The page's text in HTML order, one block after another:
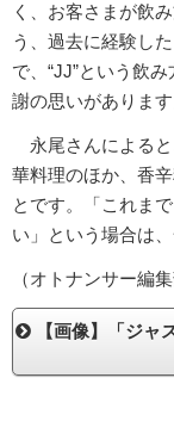
く、お客さまが飲
う、過去に経験し
で、“JJ”という飲
謝の思いがあります
永尾さんによると
華料理のほか、香
とです。「これま
い」という場合は
（オトナンサー編集
【画像】「ジャ